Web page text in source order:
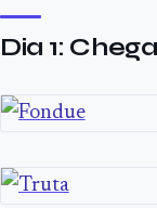
Dia 1: